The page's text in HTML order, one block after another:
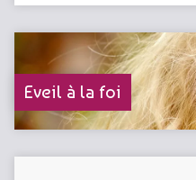
Eveil à la foi